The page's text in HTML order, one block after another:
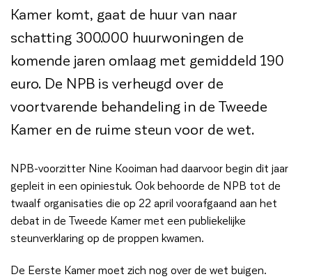
Kamer komt, gaat de huur van naar
schatting 300.000 huurwoningen de
komende jaren omlaag met gemiddeld 190
euro. De NPB is verheugd over de
voortvarende behandeling in de Tweede
Kamer en de ruime steun voor de wet.
NPB-voorzitter Nine Kooiman had daarvoor begin dit jaar
gepleit in een opiniestuk. Ook behoorde de NPB tot de
twaalf organisaties die op 22 april voorafgaand aan het
debat in de Tweede Kamer met een publiekelijke
steunverklaring op de proppen kwamen.
De Eerste Kamer moet zich nog over de wet buigen.